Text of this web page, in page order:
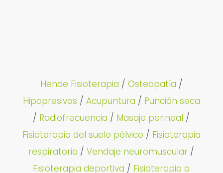
Hende Fisioterapia / Osteopatía /
Hipopresivos / Acupuntura / Punción seca
/ Radiofrecuencia / Masaje perineal /
Fisioterapia del suelo pélvico / Fisioterapia
respiratoria /Vendaje neuromuscular /
Fisioterapia deportiva / Fisioterapia a